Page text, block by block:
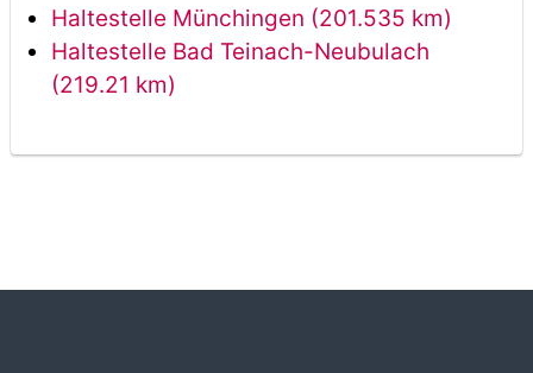
Haltestelle Münchingen (201.535 km)
Haltestelle Bad Teinach-Neubulach
(219.21 km)